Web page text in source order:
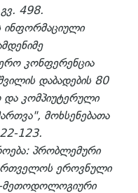
498.
ინფორმაციული
კონფერენცია
დაბადების 80
და კომპიუტერული
მოხსენებათა
123.
პრობლემური
ეროვნული
მეთოდოლოგიური